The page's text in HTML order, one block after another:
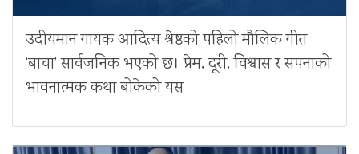
उदीयमान गायक आदित्य श्रेष्ठको पहिलो मौलिक गीत
‘बाचा’ सार्वजनिक भएको छ। प्रेम, दूरी, विश्वास र सपनाको
भावनात्मक कथा बोकेको यस